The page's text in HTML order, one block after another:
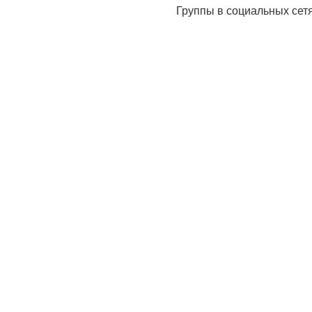
Группы в социальных